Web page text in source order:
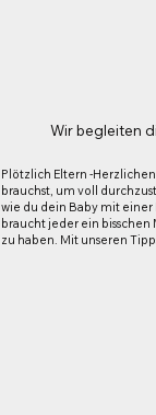
Wir begleiten
Plötzlich Eltern -
brauchst, um voll
wie du dein Baby mit einer
braucht jeder ein bisschen
zu haben. Mit unseren